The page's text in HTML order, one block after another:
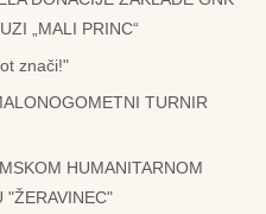
„MALI PRINC“
znači!"
TURNIR
HUMANITARNOM
"ŽERAVINEC"